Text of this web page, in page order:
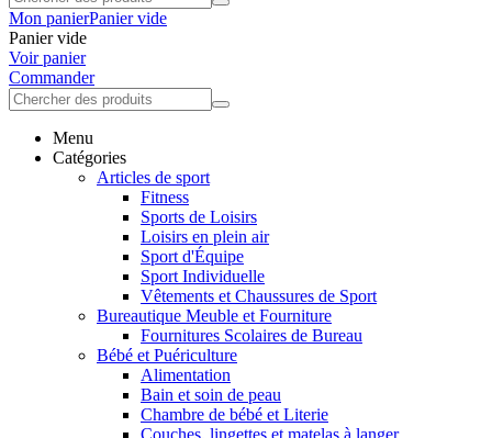
Mon panierPanier vide
Panier vide
Voir panier
Commander
Menu
Catégories
Articles de sport
Fitness
Sports de Loisirs
Loisirs en plein air
Sport d'Équipe
Sport Individuelle
Vêtements et Chaussures de Sport
Bureautique Meuble et Fourniture
Fournitures Scolaires de Bureau
Bébé et Puériculture
Alimentation
Bain et soin de peau
Chambre de bébé et Literie
Couches, lingettes et matelas à langer